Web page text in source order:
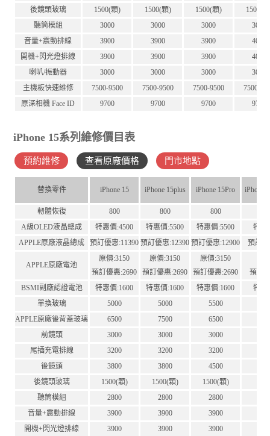
後鏡頭玻璃
1500(顆) 1500(顆) 1500(顆)
1500(
聽筒模組
3000 3000 3000
3000
音量+震動排線
3900 3900 3900
4000
開機+閃光燈排線
3900 3900 3900
4000
喇叭/振動器
3000 3000 3000
3000
主機板快速維修
7500-9500 7500-9500 7500-9500
7500-
原深相機 Face ID
9700 9700 9700 9700
iPhone 15系列維修價目表
預約維修 查看原廠價格 門市地點
替換零件 iPhone 15 iPhone 15plus iPhone 15Pro iPhone
軔體恢復 800 800 800
A級OLED液晶總成
特惠價:4500 特惠價:5500 特惠價:5500
特惠
APPLE原廠液晶總成
預訂優惠:11390 預訂優惠:12390 預訂優惠:12900 預訂
APPLE原廠電池
原價:3150
預訂優惠:2690
原價:3150
預訂優惠:2690
原價:3150
預訂優惠:2690
預訂
BSMI副廠認證電池
特惠價:1600 特惠價:1600 特惠價:1600
特惠
單換玻璃
5000 5000 5500
APPLE原廠後背蓋玻璃
6500 7500 6500
前鏡頭
3000 3000 3000
尾插充電排線
3200 3200 3200
後鏡頭
3800 3800 4500
後鏡頭玻璃
1500(顆) 1500(顆) 1500(顆)
聽筒模組
2800 2800 2800
音量+震動排線
3900 3900 3900
開機+閃光燈排線
3900 3900 3900